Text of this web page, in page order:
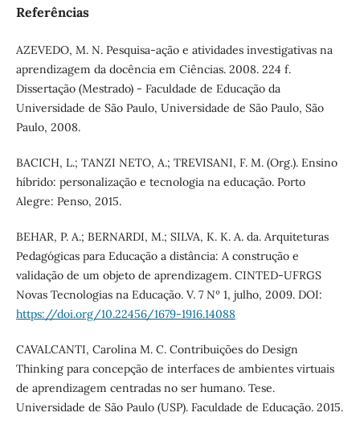
Referências
AZEVEDO, M. N. Pesquisa-ação e atividades investigativas na
aprendizagem da docência em Ciências. 2008. 224 f.
Dissertação (Mestrado) - Faculdade de Educação da
Universidade de São Paulo, Universidade de São Paulo, São
Paulo, 2008.
BACICH, L.; TANZI NETO, A.; TREVISANI, F. M. (Org.). Ensino
híbrido: personalização e tecnologia na educação. Porto
Alegre: Penso, 2015.
BEHAR, P. A.; BERNARDI, M.; SILVA, K. K. A. da. Arquiteturas
Pedagógicas para Educação a distância: A construção e
validação de um objeto de aprendizagem. CINTED-UFRGS
Novas Tecnologias na Educação. V. 7 Nº 1, julho, 2009. DOI:
https://doi.org/10.22456/1679-1916.14088
CAVALCANTI, Carolina M. C. Contribuições do Design
Thinking para concepção de interfaces de ambientes virtuais
de aprendizagem centradas no ser humano. Tese.
Universidade de São Paulo (USP). Faculdade de Educação. 2015.